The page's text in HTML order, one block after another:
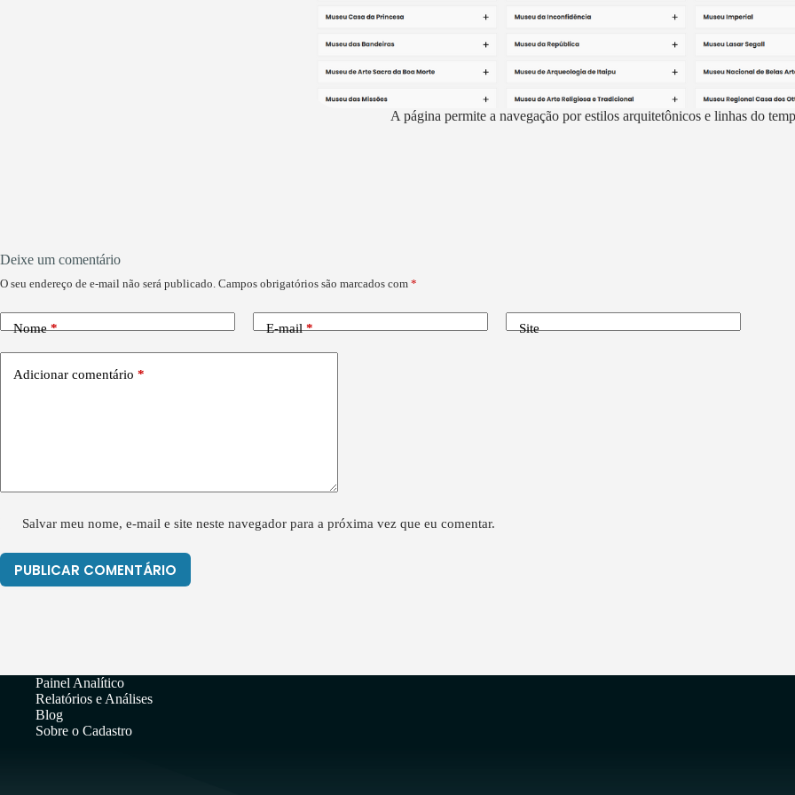
A página permite a navegação por estilos arquitetônicos e linhas do
Deixe um comentário
O seu endereço de e-mail não será publicado. Campos obrigatórios são marcados com *
Nome* E-mail* Site
Adicionar comentário *
Salvar meu nome, e-mail e site neste navegador para a próxima vez que eu comentar.
PUBLICAR COMENTÁRIO
Painel Analítico
Relatórios e Análises
Blog
Sobre o Cadastro